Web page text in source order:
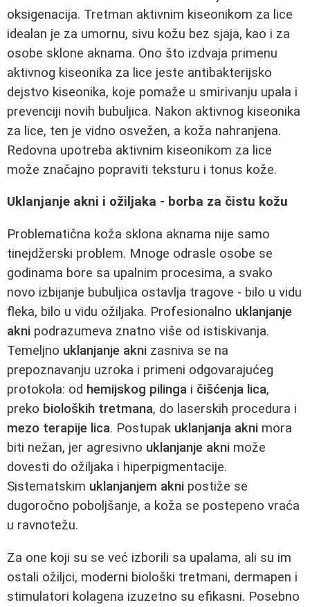
oksigenacija. Tretman aktivnim kiseonikom za lice
idealan je za umornu, sivu kožu bez sjaja, kao i za
osobe sklone aknama. Ono što izdvaja primenu
aktivnog kiseonika za lice jeste antibakterijsko
dejstvo kiseonika, koje pomaže u smirivanju upala i
prevenciji novih bubuljica. Nakon aktivnog kiseonika
za lice, ten je vidno osvežen, a koža nahranjena.
Redovna upotreba aktivnim kiseonikom za lice
može značajno popraviti teksturu i tonus kože.
Uklanjanje akni i ožiljaka - borba za čistu kožu
Problematična koža sklona aknama nije samo
tinejdžerski problem. Mnoge odrasle osobe se
godinama bore sa upalnim procesima, a svako
novo izbijanje bubuljica ostavlja tragove - bilo u vidu
fleka, bilo u vidu ožiljaka. Profesionalno uklanjanje
akni podrazumeva znatno više od istiskivanja.
Temeljno uklanjanje akni zasniva se na
prepoznavanju uzroka i primeni odgovarajućeg
protokola: od hemijskog pilinga i čišćenja lica,
preko bioloških tretmana, do laserskih procedura i
mezo terapije lica. Postupak uklanjanja akni mora
biti nežan, jer agresivno uklanjanje akni može
dovesti do ožiljaka i hiperpigmentacije.
Sistematskim uklanjanjem akni postiže se
dugoročno poboljšanje, a koža se postepeno vraća
u ravnotežu.
Za one koji su se već izborili sa upalama, ali su im
ostali ožiljci, moderni biološki tretmani, dermapen i
stimulatori kolagena izuzetno su efikasni. Posebno